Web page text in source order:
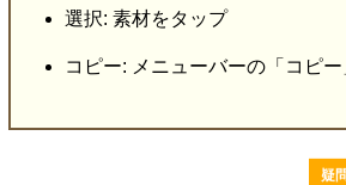
選択: 素材をタップ
コピー: メニューバーの「コピ
疑